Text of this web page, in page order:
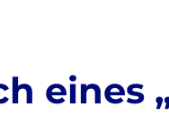
eines